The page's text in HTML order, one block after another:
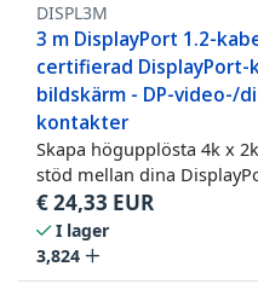
DISPL3M
3 m DisplayPort 1.2-
certifierad DisplayPort-
bildskärm - DP-video-/
kontakter
Skapa högupplösta 4k x
stöd mellan dina
€24,33 EUR
I lager
3,824